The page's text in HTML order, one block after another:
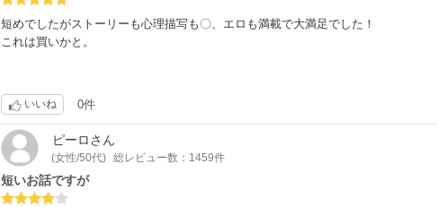
短めでしたがストーリーも心理描写も〇、エロも満載で大満足でした！
これは買いかと。
いいね 0件
ピーロ さん
(女性/50代) 総レビュー数：1459件
短いお話ですが